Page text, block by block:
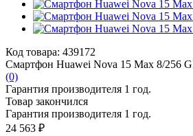
Код товара: 439172
Смартфон Huawei Nova 15 Max 8/256
(0)
Гарантия производителя 1 год.
Товар закончился
Гарантия производителя 1 год.
24 563 ₽